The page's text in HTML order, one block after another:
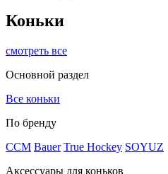
Коньки
смотреть все
Основной раздел
Все коньки
По бренду
ССМ Bauer True Hockey SOYUZ
Аксессуары для коньков